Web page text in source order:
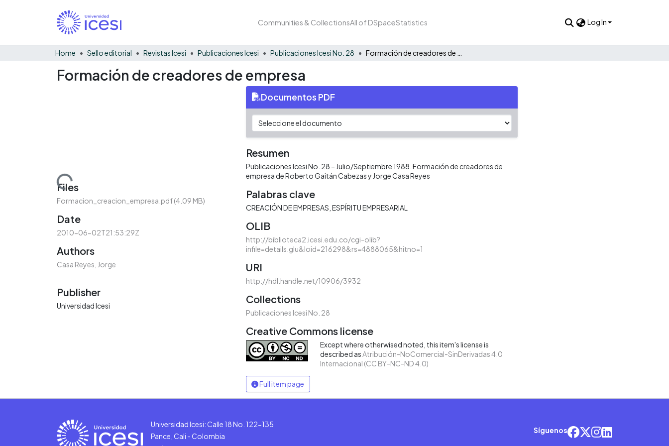
Communities & CollectionsAll of DSpaceStatistics Log In
Home Sello editorial Revistas Icesi Publicaciones Icesi Publicaciones Icesi No. 28
Formación de creadores de empresa
Loading...
Files
Formacion_creacion_empresa.pdf(4.09 MB)
Date
2010-06-02T21:53:29Z
Authors
Casa Reyes, Jorge
Publisher
Universidad Icesi
Documentos PDF
Resumen
Publicaciones Icesi No. 28 – Julio/Septiembre 1988. Formación de creadores de
empresa de Roberto Gaitán Cabezas y Jorge Casa Reyes
Palabras clave
CREACIÓN DE EMPRESAS ESPÍRITU EMPRESARIAL
OLIB
http://biblioteca2.icesi.edu.co/cgi-olib?
infile=details.glu&loid=216298&rs=4888065&hitno=1
URI
http://hdl.handle.net/10906/3932
Collections
Publicaciones Icesi No. 28
Creative Commons license
Except where otherwised noted, this item's license is
described as Atribución-NoComercial-SinDerivadas 4.0
Internacional (CC BY-NC-ND 4.0)
Full item page
Universidad Icesi: Calle 18 No. 122-135
Pance, Cali - Colombia
Síguenos